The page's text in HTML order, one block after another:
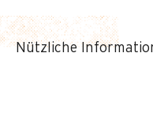
Nützliche